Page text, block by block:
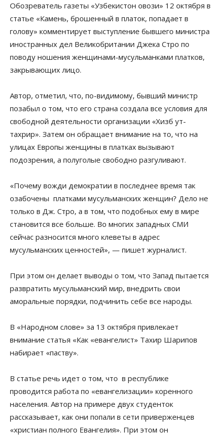
Обозреватель газеты «Узбекистон овози» 12 октября в
статье «Камень, брошенный в платок, попадает в
голову» комментирует выступление бывшего министра
иностранных дел Великобритании Джека Стро по
поводу ношения женщинами-мусульманками платков,
закрывающих лицо.
Автор, отметил, что, по-видимому, бывший министр
позабыл о том, что его страна создала все условия для
свободной деятельности организации «Хизб ут-
тахрир». Затем он обращает внимание на то, что на
улицах Европы женщины в платках вызывают
подозрения, а полуголые свободно разгуливают.
«Почему вожди демократии в последнее время так
озабочены платками мусульманских женщин? Дело не
только в Дж. Стро, а в том, что подобных ему в мире
становится все больше. Во многих западных СМИ
сейчас разносится много клеветы в адрес
мусульманских ценностей», — пишет журналист.
При этом он делает выводы о том, что Запад пытается
развратить мусульманский мир, внедрить свои
аморальные порядки, подчинить себе все народы.
В «Народном слове» за 13 октября привлекает
внимание статья «Как «евангелист» Тахир Шарипов
набирает «паству».
В статье речь идет о том, что в республике
проводится работа по «евангелизации» коренного
населения. Автор на примере двух студенток
рассказывает, как они попали в сети приверженцев
«христиан полного Евангелия». При этом он